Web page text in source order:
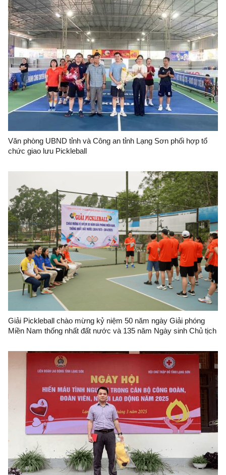
Văn phòng UBND tỉnh và Công an tỉnh Lạng Sơn phối hợp tổ
chức giao lưu Pickleball
Giải Pickleball chào mừng kỷ niệm 50 năm ngày Giải phóng
Miền Nam thống nhất đất nước và 135 năm Ngày sinh Chủ tịch